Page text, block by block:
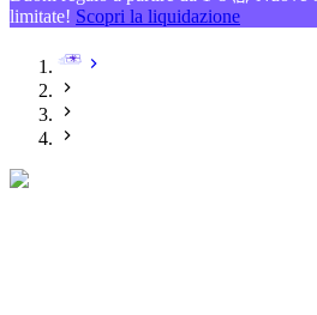
limitate! Scopri la liquidazione